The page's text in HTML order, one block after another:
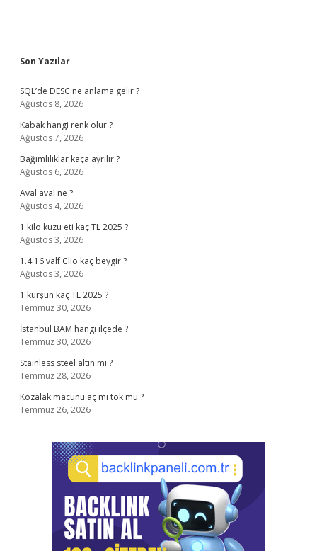
Sidebar
Son Yazılar
SQL’de DESC ne anlama gelir ?
Ağustos 8, 2026
Kabak hangi renk olur ?
Ağustos 7, 2026
Bağımlılıklar kaça ayrılır ?
Ağustos 6, 2026
Aval aval ne ?
Ağustos 4, 2026
1 kilo kuzu eti kaç TL 2025 ?
Ağustos 3, 2026
1.4 16 valf Clio kaç beygir ?
Ağustos 3, 2026
1 kurşun kaç TL 2025 ?
Temmuz 30, 2026
İstanbul BAM hangi ilçede ?
Temmuz 30, 2026
Stainless steel altın mı ?
Temmuz 28, 2026
Kozalak macunu aç mı tok mu ?
Temmuz 26, 2026